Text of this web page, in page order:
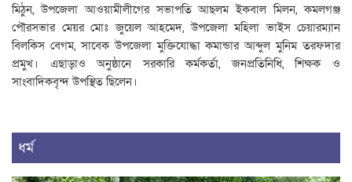
মিঠুন, উপজেলা আওয়ামীলীগের সভাপতি আছলম ইকবাল মিলন, কমলগঞ্জ
পৌরসভার মেয়র মোঃ জুয়েল আহমেদ, উপজেলা মহিলা ভাইস চেয়ারম্যান
বিলকিস বেগম, সাবেক উপজেলা মুক্তিযোদ্ধা কমান্ডার আব্দুল মুনিম তরফদার
প্রমুখ। এছাড়াও অনুষ্ঠানে সরকারি কর্মকর্তা, জনপ্রতিনিধি, শিক্ষক ও
সাংবাদিকবৃন্দ উপস্থিত ছিলেন।
ধর্ম